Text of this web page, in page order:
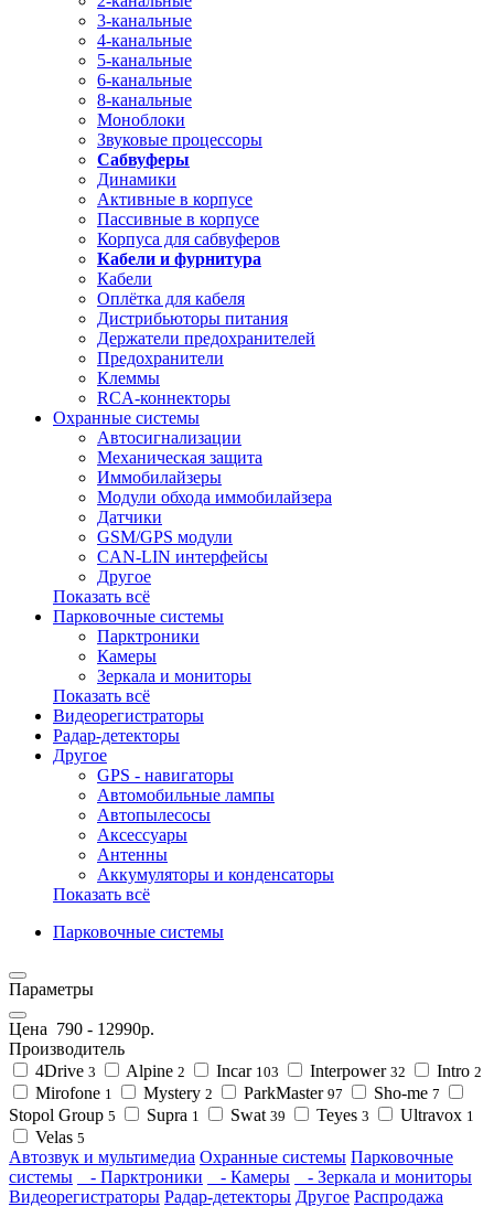
3-канальные
4-канальные
5-канальные
6-канальные
8-канальные
Моноблоки
Звуковые процессоры
Сабвуферы
Динамики
Активные в корпусе
Пассивные в корпусе
Корпуса для сабвуферов
Кабели и фурнитура
Кабели
Оплётка для кабеля
Дистрибьюторы питания
Держатели предохранителей
Предохранители
Клеммы
RCA-коннекторы
Охранные системы
Автосигнализации
Механическая защита
Иммобилайзеры
Модули обхода иммобилайзера
Датчики
GSM/GPS модули
CAN-LIN интерфейсы
Другое
Показать всё
Парковочные системы
Парктроники
Камеры
Зеркала и мониторы
Показать всё
Видеорегистраторы
Радар-детекторы
Другое
GPS - навигаторы
Автомобильные лампы
Автопылесосы
Аксессуары
Антенны
Аккумуляторы и конденсаторы
Показать всё
Парковочные системы
Параметры
Цена 790 - 12990р.
Производитель
4Drive 3 Alpine 2 Incar 103 Interpower 32 Intro 2
Mirofone 1 Mystery 2 ParkMaster 97 Sho-me 7
Stopol Group 5 Supra 1 Swat 39 Teyes 3 Ultravox 1
Velas 5
Автозвук и мультимедиа Охранные системы Парковочные
системы
- Парктроники - Камеры
- Зеркала и мониторы
Видеорегистраторы Радар-детекторы Другое Распродажа